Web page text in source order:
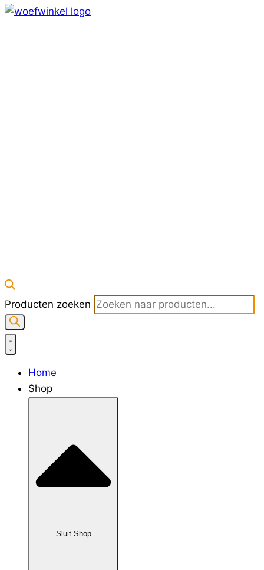
Producten zoeken
Home
Shop
Sluit Shop